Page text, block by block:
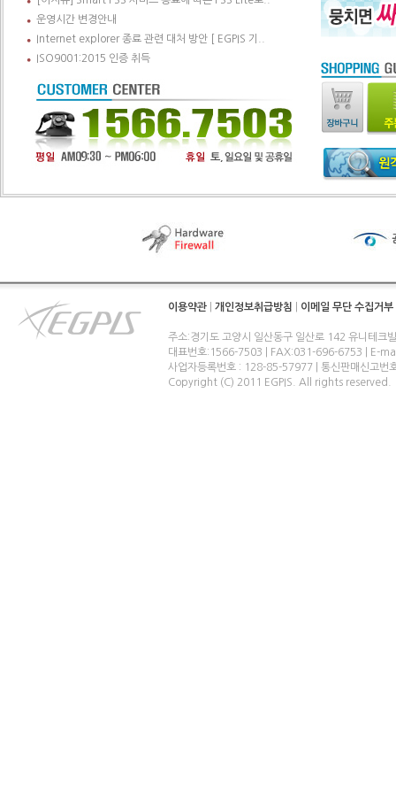
운영시간 변경안내
Internet explorer 종료 관련 대처 방안 [ EGPIS 기..
ISO9001:2015 인증 취득
이용약관 개인정보취급방침 이메일 무단 수집거부
주소:경기도 고양시 일산동구 일산로 142 유니테크
대표번호:1566-7503 | FAX:031-696-6753 | E-
사업자등록번호 : 128-85-57977 | 통신판매신고번
Copyright (C) 2011 EGPIS. All rights reserved.